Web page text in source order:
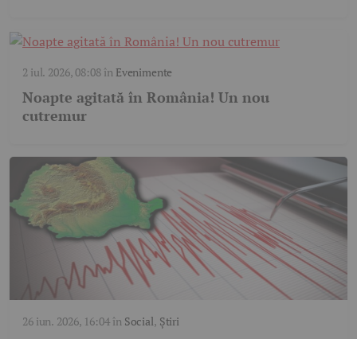
2 iul. 2026, 08:08în Evenimente
Noapte agitată în România! Un nou
cutremur
26 iun. 2026, 16:04în Social, Știri